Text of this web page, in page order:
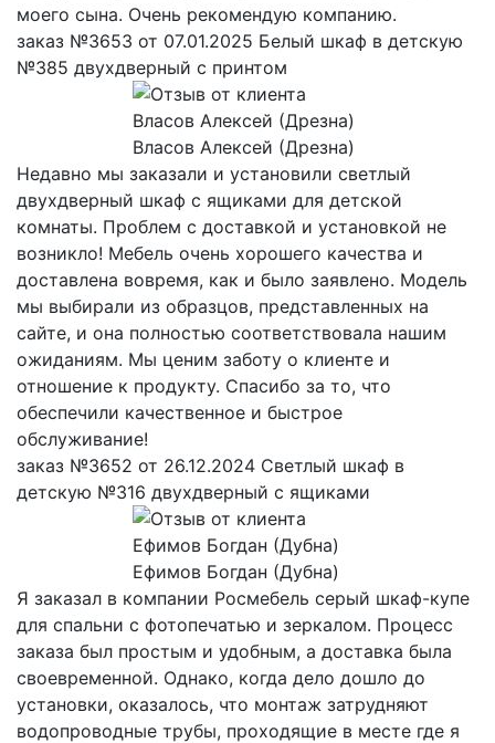
моего сына. Очень рекомендую компанию.
заказ №3653 от 07.01.2025 Белый шкаф в детскую
№385 двухдверный с принтом
Власов Алексей (Дрезна)
Недавно мы заказали и установили светлый
двухдверный шкаф с ящиками для детской
комнаты. Проблем с доставкой и установкой не
возникло! Мебель очень хорошего качества и
доставлена вовремя, как и было заявлено. Модель
мы выбирали из образцов, представленных на
сайте, и она полностью соответствовала нашим
ожиданиям. Мы ценим заботу о клиенте и
отношение к продукту. Спасибо за то, что
обеспечили качественное и быстрое
обслуживание!
заказ №3652 от 26.12.2024 Светлый шкаф в
детскую №316 двухдверный с ящиками
Ефимов Богдан (Дубна)
Я заказал в компании Росмебель серый шкаф-купе
для спальни с фотопечатью и зеркалом. Процесс
заказа был простым и удобным, а доставка была
своевременной. Однако, когда дело дошло до
установки, оказалось, что монтаж затрудняют
водопроводные трубы, проходящие в месте где я